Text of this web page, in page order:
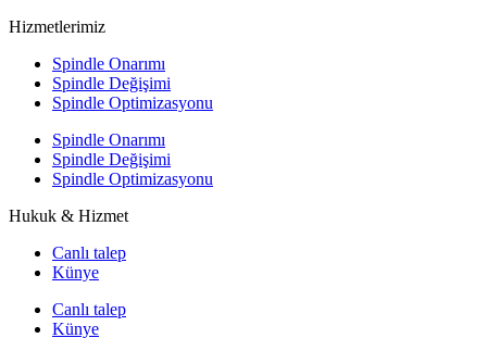
Hizmetlerimiz
Spindle Onarımı
Spindle Değişimi
Spindle Optimizasyonu
Spindle Onarımı
Spindle Değişimi
Spindle Optimizasyonu
Hukuk & Hizmet
Canlı talep
Künye
Canlı talep
Künye